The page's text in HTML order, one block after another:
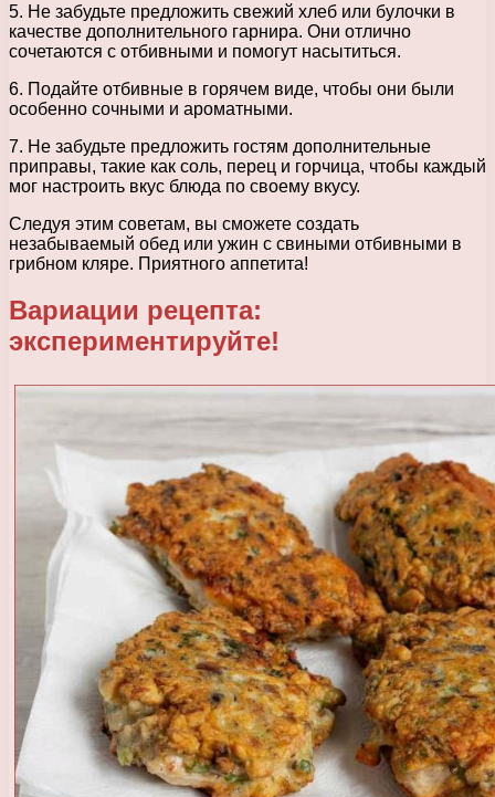
5. Не забудьте предложить свежий хлеб или булочки в
качестве дополнительного гарнира. Они отлично
сочетаются с отбивными и помогут насытиться.
6. Подайте отбивные в горячем виде, чтобы они были
особенно сочными и ароматными.
7. Не забудьте предложить гостям дополнительные
приправы, такие как соль, перец и горчица, чтобы каждый
мог настроить вкус блюда по своему вкусу.
Следуя этим советам, вы сможете создать
незабываемый обед или ужин с свиными отбивными в
грибном кляре. Приятного аппетита!
Вариации рецепта:
экспериментируйте!